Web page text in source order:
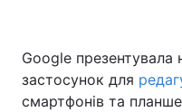
Google
застосунок для
смартфонів та